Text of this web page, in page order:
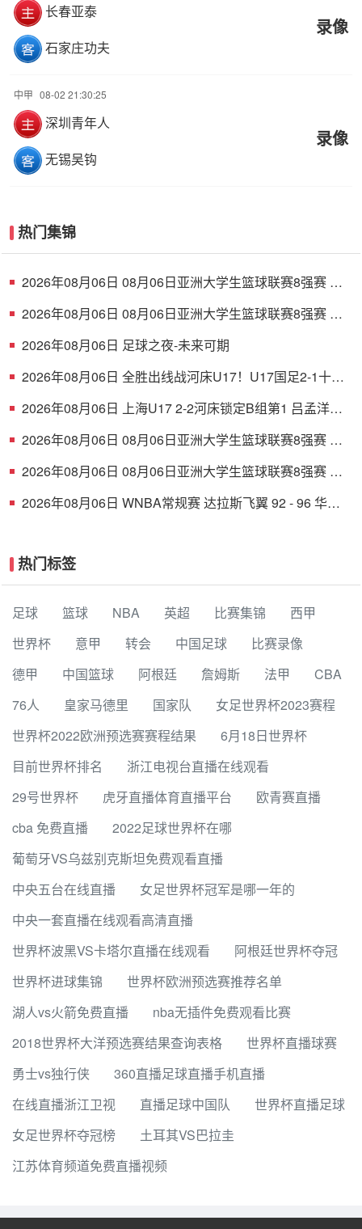
长春亚泰
石家庄功夫
录像
中甲 08-02 21:30:25
深圳青年人
无锡吴钩
录像
热门集锦
2026年08月06日 08月06日亚洲大学生篮球联赛8强赛 清
2026年08月06日 08月06日亚洲大学生篮球联赛8强赛 早
2026年08月06日 足球之夜-未来可期
2026年08月06日 全胜出线战河床U17！U17国足2-1十人
2026年08月06日 上海U17 2-2河床锁定B组第1 吕孟洋点
2026年08月06日 08月06日亚洲大学生篮球联赛8强赛 北
2026年08月06日 08月06日亚洲大学生篮球联赛8强赛 延
2026年08月06日 WNBA常规赛 达拉斯飞翼 92 - 96 华盛
热门标签
足球 篮球 NBA 英超 比赛集锦
西甲
世界杯
意甲 转会 中国足球
比赛录像
德甲
中国篮球 阿根廷 詹姆斯 法甲
CBA
76人
皇家马德里 国家队
女足世界杯2023赛程
世界杯2022欧洲预选赛赛程结果
6月18日世界杯
目前世界杯排名
浙江电视台直播在线观看
29号世界杯
虎牙直播体育直播平台
欧青赛直播
cba 免费直播
2022足球世界杯在哪
葡萄牙VS乌兹别克斯坦免费观看直播
中央五台在线直播
女足世界杯冠军是哪一年的
中央一套直播在线观看高清直播
世界杯波黑VS卡塔尔直播在线观看
阿根廷世界杯夺冠
世界杯进球集锦
世界杯欧洲预选赛推荐名单
湖人vs火箭免费直播
nba无插件免费观看比赛
2018世界杯大洋预选赛结果查询表格
世界杯直播球赛
勇士vs独行侠
360直播足球直播手机直播
在线直播浙江卫视
直播足球中国队
世界杯直播足球
女足世界杯夺冠榜
土耳其VS巴拉圭
江苏体育频道免费直播视频